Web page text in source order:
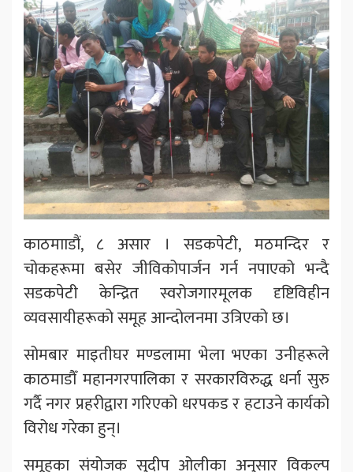
काठमााडौं, ८ असार । सडकपेटी, मठमन्दिर र
चोकहरूमा बसेर जीविकोपार्जन गर्न नपाएको भन्दै
सडकपेटी केन्द्रित स्वरोजगारमूलक दृष्टिविहीन
व्यवसायीहरूको समूह आन्दोलनमा उत्रिएको छ।
सोमबार माइतीघर मण्डलामा भेला भएका उनीहरूले
काठमाडौँ महानगरपालिका र सरकारविरुद्ध धर्ना सुरु
गर्दै नगर प्रहरीद्वारा गरिएको धरपकड र हटाउने कार्यको
विरोध गरेका हुन्।
समूहका संयोजक सुदीप ओलीका अनुसार विकल्प